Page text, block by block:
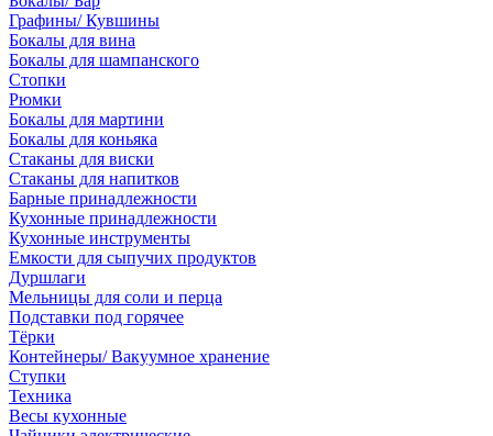
Графины/ Кувшины
Бокалы для вина
Бокалы для шампанского
Стопки
Рюмки
Бокалы для мартини
Бокалы для коньяка
Стаканы для виски
Стаканы для напитков
Барные принадлежности
Кухонные принадлежности
Кухонные инструменты
Емкости для сыпучих продуктов
Дуршлаги
Мельницы для соли и перца
Подставки под горячее
Тёрки
Контейнеры/ Вакуумное хранение
Ступки
Техника
Весы кухонные